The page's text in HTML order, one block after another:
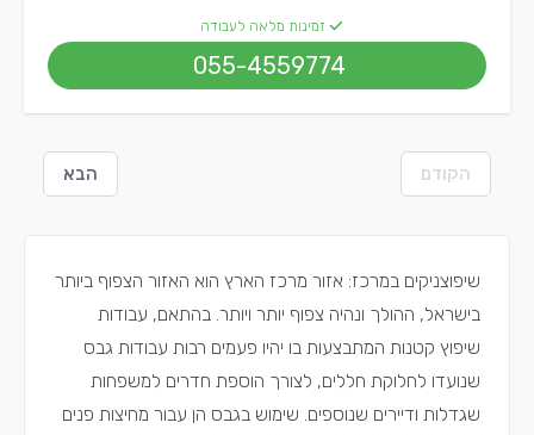
זמינות מלאה לעבודה
055-4559774
הקודם הבא
שיפוצניקים במרכז: אזור מרכז הארץ הוא האזור הצפוף ביותר
בישראל, ההולך ונהיה צפוף יותר ויותר. בהתאם, עבודות
שיפוץ קטנות המתבצעות בו יהיו פעמים רבות עבודות גבס
שנועדו לחלוקת חללים, לצורך הוספת חדרים למשפחות
שגדלות ודיירים שנוספים. שימוש בגבס הן עבור מחיצות פנים